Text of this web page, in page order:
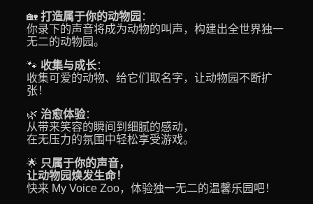
🏡 打造属于你的动物园 ：
你录下的声音将成为动物的叫声，构建出全世界独一
无二的动物园。
🐾 收集与成长：
收集可爱的动物、给它们取名字，让动物园不断扩
张！
🌿 治愈体验：
从带来笑容的瞬间到细腻的感动，
在无压力的氛围中轻松享受游戏。
🌟 只属于你的声音，
让动物园焕发生命！
快来 My Voice Zoo，体验独一无二的温馨乐园吧！